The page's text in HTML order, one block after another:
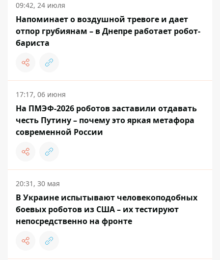
09:42, 24 июля
Напоминает о воздушной тревоге и дает
отпор грубиянам – в Днепре работает робот-
бариста
17:17, 06 июня
На ПМЭФ-2026 роботов заставили отдавать
честь Путину – почему это яркая метафора
современной России
20:31, 30 мая
В Украине испытывают человекоподобных
боевых роботов из США – их тестируют
непосредственно на фронте